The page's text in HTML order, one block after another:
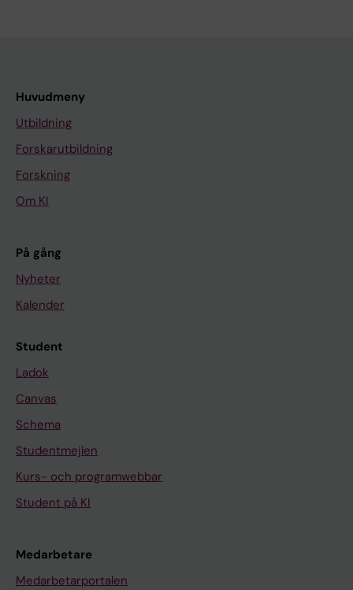
Huvudmeny
Utbildning
Forskarutbildning
Forskning
Om KI
På gång
Nyheter
Kalender
Student
Ladok
Canvas
Schema
Studentmejlen
Kurs- och programwebbar
Student på KI
Medarbetare
Medarbetarportalen